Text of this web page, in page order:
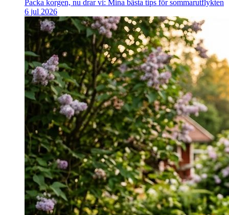
Packa korgen, nu drar vi: Mina bästa tips för sommarutflykten
6 jul 2026